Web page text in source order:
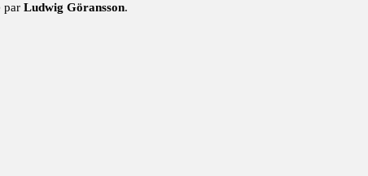
par Ludwig Göransson.